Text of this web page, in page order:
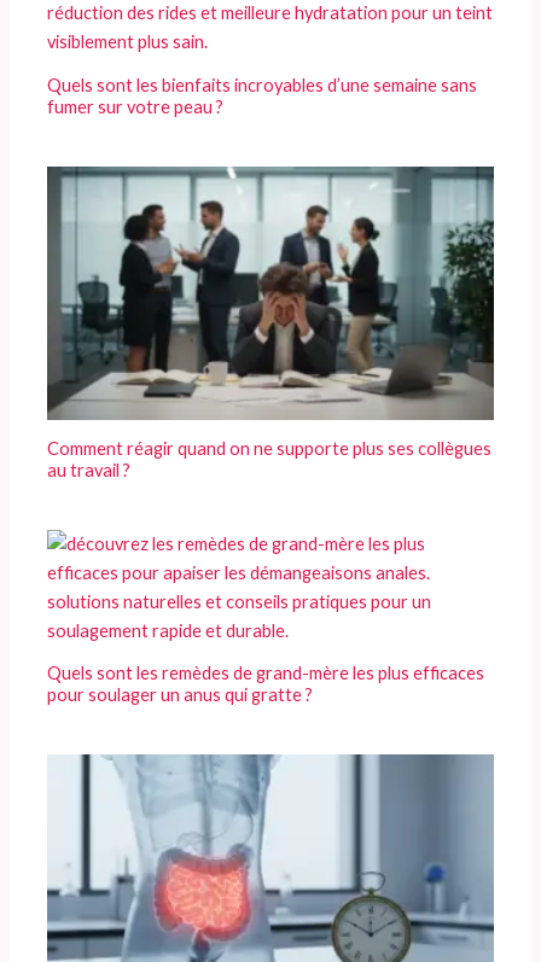
Quels sont les bienfaits incroyables d’une semaine sans
fumer sur votre peau ?
Comment réagir quand on ne supporte plus ses collègues
au travail ?
Quels sont les remèdes de grand-mère les plus efficaces
pour soulager un anus qui gratte ?